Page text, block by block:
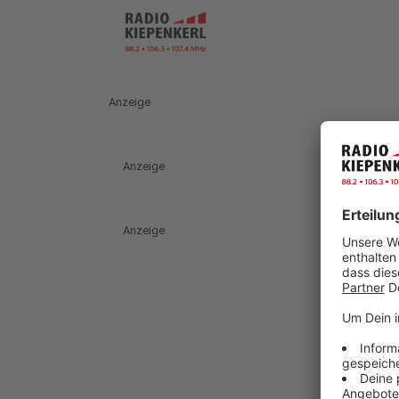
Anzeige
Anzeige
Anzeige